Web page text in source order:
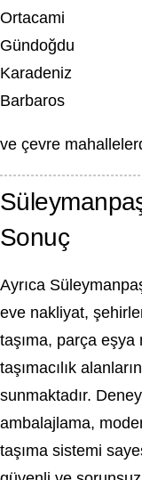
Ortacami
Gündoğdu
Karadeniz
Barbaros
ve çevre
Sonuç
Ayrıca
eve nakliyat,
taşıma, parça
taşımacılık
sunmaktadır.
ambalajlama,
taşıma sistemi